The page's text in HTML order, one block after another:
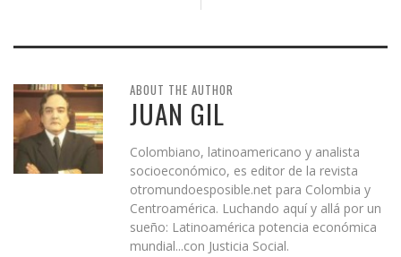
ABOUT THE AUTHOR
JUAN GIL
Colombiano, latinoamericano y analista
socioeconómico, es editor de la revista
otromundoesposible.net para Colombia y
Centroamérica. Luchando aquí y allá por un
sueño: Latinoamérica potencia económica
mundial...con Justicia Social.